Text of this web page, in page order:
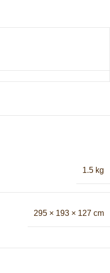
1.5 kg
295 × 193 × 127 cm